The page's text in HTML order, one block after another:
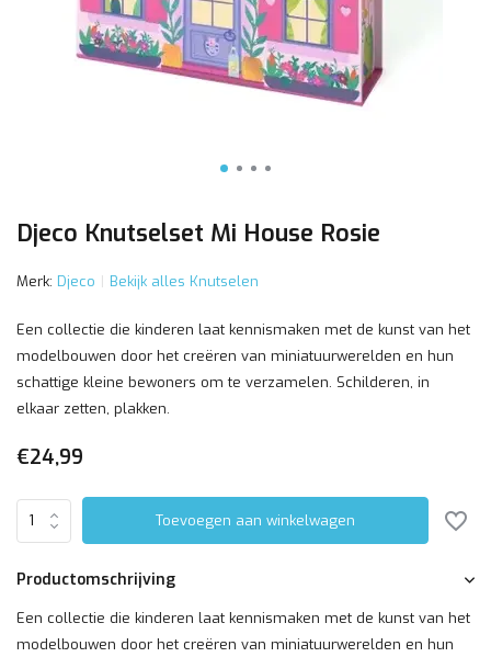
Djeco Knutselset Mi House Rosie
Merk: Djeco Bekijk alles Knutselen
Een collectie die kinderen laat kennismaken met de kunst van het
modelbouwen door het creëren van miniatuurwerelden en hun
schattige kleine bewoners om te verzamelen. Schilderen, in
elkaar zetten, plakken.
€24,99
Toevoegen aan winkelwagen
Productomschrijving
Een collectie die kinderen laat kennismaken met de kunst van het
modelbouwen door het creëren van miniatuurwerelden en hun